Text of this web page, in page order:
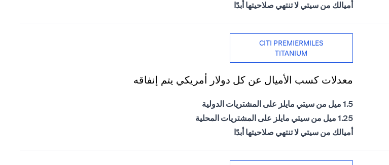
أميالك من سيتي لا تنتهي صلاحيتها أبدًا
CITI PREMIERMILES
TITANIUM
معدلات كسب الأميال عن كل دولار أمريكي يتم إنفاقه
1.5 ميل من سيتي مايلز على المشتريات الدولية
1.25 ميل من سيتي مايلز على المشتريات المحلية
أميالك من سيتي لا تنتهي صلاحيتها أبدًا